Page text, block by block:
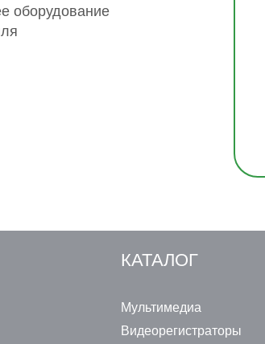
оборудование
КАТАЛОГ
Мультимедиа
Видеорегистраторы